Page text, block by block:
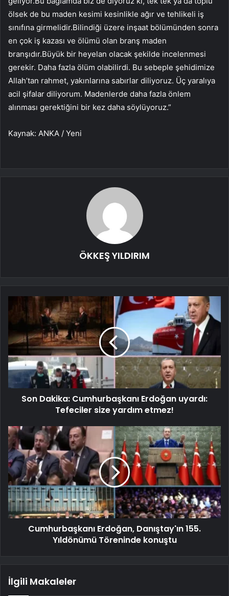
ölsek de bu maden kesimi kesinlikle ağır ve tehlikeli iş
sınıfına girmelidir.Bilindiği üzere inşaat bölümünden sonra
en çok iş kazası ve ölümü olan branş maden
branşıdır.Büyük bir heyelan olacak şekilde incelenmesi
gerekir. Daha fazla ölüm olabilirdi. Bu sebeple şehidimize
Allah’tan rahmet, yakınlarına sabırlar diliyoruz. Üç yaralıya
acil şifalar diliyorum. Madenlerde daha fazla önlem
alınması gerektiğini bir kez daha söylüyoruz.”
Kaynak: ANKA / Yeni
ÖKKEŞ YILDIRIM
Son Dakika: Cumhurbaşkanı Erdoğan uyardı:
Tefeciler size yardım etmez!
Cumhurbaşkanı Erdoğan, Danıştay'ın 155.
Yıldönümü Töreninde konuştu
İlgili Makaleler